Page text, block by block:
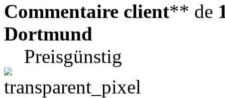
Commentaire client** de
Dortmund
Preisgünstig